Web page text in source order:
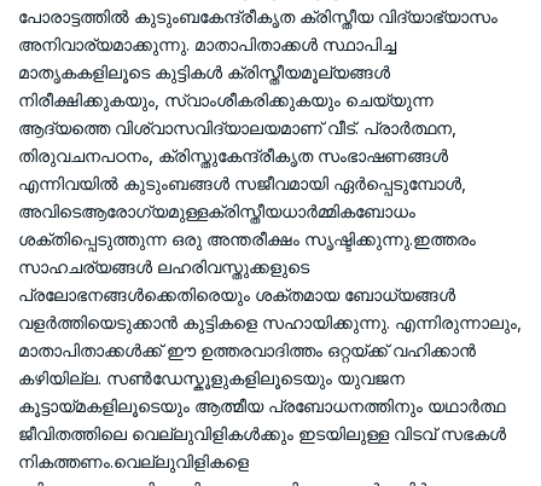
പോരാട്ടത്തിൽ കുടുംബകേന്ദ്രീകൃത ക്രിസ്തീയ വിദ്യാഭ്യാസം
അനിവാര്യമാക്കുന്നു. മാതാപിതാക്കൾ സ്ഥാപിച്ച
മാതൃകകളിലൂടെ കുട്ടികൾ ക്രിസ്തീയമൂല്യങ്ങൾ
നിരീക്ഷിക്കുകയും, സ്വാംശീകരിക്കുകയും ചെയ്യുന്ന
ആദ്യത്തെ വിശ്വാസവിദ്യാലയമാണ് വീട്. പ്രാർത്ഥന,
തിരുവചനപഠനം, ക്രിസ്തുകേന്ദ്രീകൃത സംഭാഷണങ്ങൾ
എന്നിവയിൽ കുടുംബങ്ങൾ സജീവമായി ഏർപ്പെടുമ്പോൾ,
അവിടെആരോഗ്യമുള്ളക്രിസ്തീയധാർമ്മികബോധം
ശക്തിപ്പെടുത്തുന്ന ഒരു അന്തരീക്ഷം സൃഷ്ടിക്കുന്നു.ഇത്തരം
സാഹചര്യങ്ങൾ ലഹരിവസ്തുക്കളുടെ
പ്രലോഭനങ്ങൾക്കെതിരെയും ശക്തമായ ബോധ്യങ്ങൾ
വളർത്തിയെടുക്കാൻ കുട്ടികളെ സഹായിക്കുന്നു. എന്നിരുന്നാലും,
മാതാപിതാക്കൾക്ക് ഈ ഉത്തരവാദിത്തം ഒറ്റയ്ക്ക് വഹിക്കാൻ
കഴിയില്ല. സൺഡേസ്കൂളുകളിലൂടെയും യുവജന
കൂട്ടായ്മകളിലൂടെയും ആത്മീയ പ്രബോധനത്തിനും യഥാർത്ഥ
ജീവിതത്തിലെ വെല്ലുവിളികൾക്കും ഇടയിലുള്ള വിടവ് സഭകൾ
നികത്തണം.വെല്ലുവിളികളെ